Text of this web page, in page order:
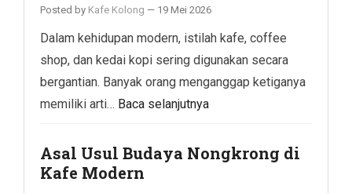
Posted by Kafe Kolong — 19 Mei 2026
Dalam kehidupan modern, istilah kafe, coffee
shop, dan kedai kopi sering digunakan secara
bergantian. Banyak orang menganggap ketiganya
memiliki arti… Baca selanjutnya
Asal Usul Budaya Nongkrong di
Kafe Modern